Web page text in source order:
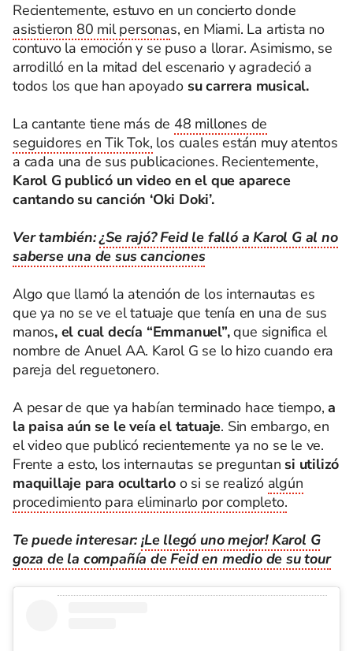
Recientemente, estuvo en un concierto donde
asistieron 80 mil personas, en Miami. La artista no
contuvo la emoción y se puso a llorar. Asimismo, se
arrodilló en la mitad del escenario y agradeció a
todos los que han apoyado su carrera musical.
La cantante tiene más de 48 millones de
seguidores en Tik Tok, los cuales están muy atentos
a cada una de sus publicaciones. Recientemente,
Karol G publicó un video en el que aparece
cantando su canción ‘Oki Doki’.
Ver también:¿Se rajó? Feid le falló a Karol G al no
saberse una de sus canciones
Algo que llamó la atención de los internautas es
que ya no se ve el tatuaje que tenía en una de sus
manos, el cual decía “Emmanuel”,que significa el
nombre de Anuel AA. Karol G se lo hizo cuando era
pareja del reguetonero.
A pesar de que ya habían terminado hace tiempo,a
la paisa aún se le veía el tatuaje. Sin embargo, en
el video que publicó recientemente ya no se le ve.
Frente a esto, los internautas se preguntan si utilizó
maquillaje para ocultarlo o si se realizó algún
procedimiento para eliminarlo por completo.
Te puede interesar:¡Le llegó uno mejor! Karol G
goza de la compañía de Feid en medio de su tour